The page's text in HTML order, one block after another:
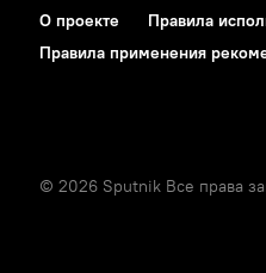
О проекте Правила
Правила применения
© 2026 Sputnik Все права